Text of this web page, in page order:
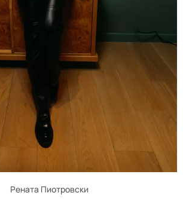
Рената Пиотровски